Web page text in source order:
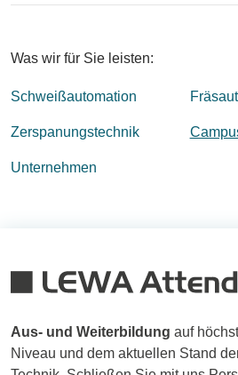
Was wir für Sie leisten:
Schweißautomation
Zerspanungstechnik
Unternehmen
Aus- und Weiterbildung auf
Niveau und dem aktuellen Stand